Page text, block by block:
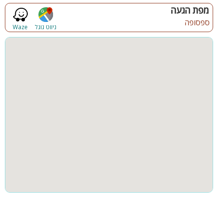
ג'קוזי ספא מחומם וגדול - 6 מקומות
מיטות שיזוף ופינות ישיבה
פרגולה מקורה, מדשאות
פינת מנגל, פרגולה למרפסת
מנגל פינת מנגל
פינות ישיבה Waze ניווט גוגל
מפת הגעה
ספסופה